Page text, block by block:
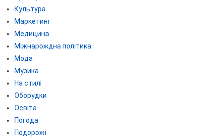
Культура
Маркетинг
Медицина
Міжнарождна політика
Мода
Музика
На стилі
Оборудки
Освіта
Погода
Подорожі